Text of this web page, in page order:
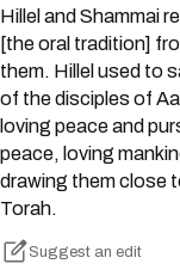
Hillel and Shammai
[the oral tradition]
them. Hillel used to
of the disciples of
loving peace and
peace, loving
drawing them close
Torah.
Suggest an edit